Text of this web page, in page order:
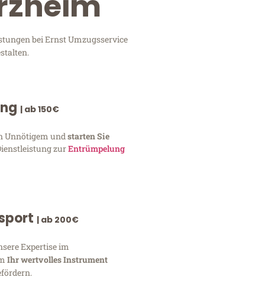
bei Ernst Umzugsservice
| ab 150€
Unnötigem und starten Sie
zurEntrümpelung
| ab 200€
Expertise im
Ihr wertvolles Instrument